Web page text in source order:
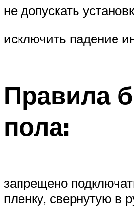
не допускать
исключить падение
Правила
пола:
запрещено
пленку, свернутую в